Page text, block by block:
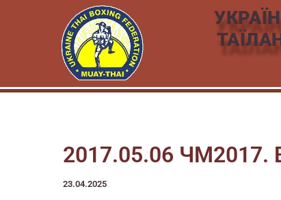
содержимому
2017.05.06 ЧМ2017.
23.04.2025